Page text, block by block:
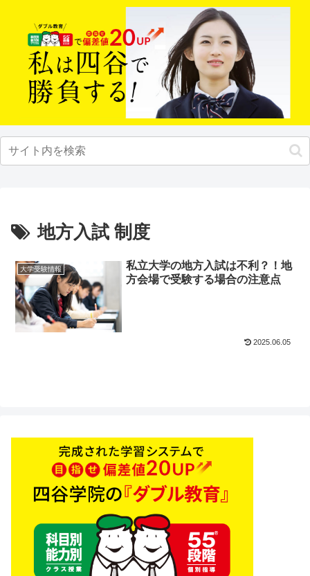
地方入試 制度
大学受験情報
私立大学の地方入試は不利？！地
方会場で受験する場合の注意点
2025.06.05